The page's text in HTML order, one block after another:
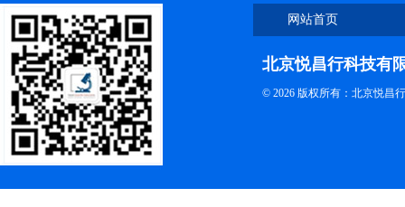
网站首页
北京悦昌行科技有
© 2026 版权所有：北京悦昌